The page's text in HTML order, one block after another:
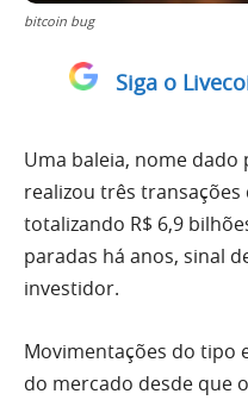
bitcoin bug
Siga o
Uma baleia, nome
realizou três transações
totalizando R$ 6,9
paradas há anos, sinal
investidor.
Movimentações do tipo
do mercado desde que